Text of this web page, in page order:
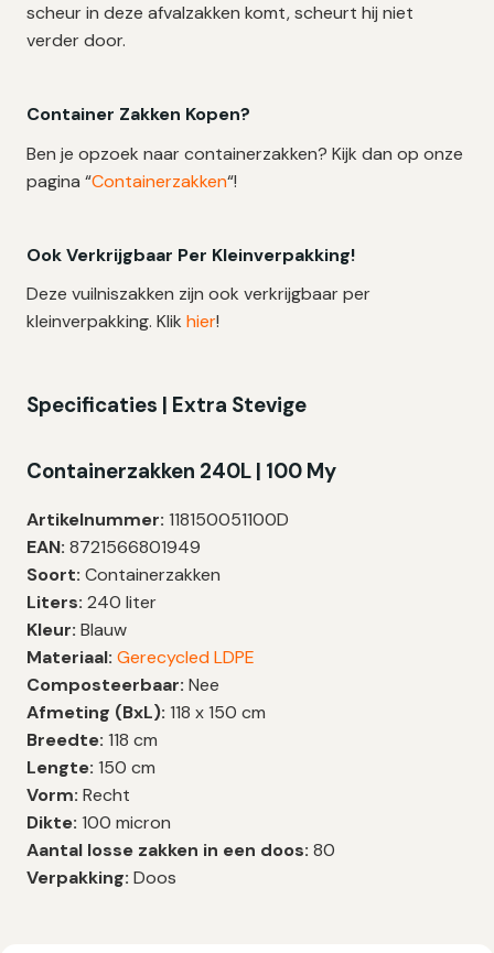
scheur in deze afvalzakken komt, scheurt hij niet
verder door.
Container Zakken Kopen?
Ben je opzoek naar containerzakken? Kijk dan op onze
pagina “Containerzakken“!
Ook Verkrijgbaar Per Kleinverpakking!
Deze vuilniszakken zijn ook verkrijgbaar per
kleinverpakking. Klik hier!
Specificaties | Extra Stevige
Containerzakken 240L | 100 My
Artikelnummer: 118150051100D
EAN: 8721566801949
Soort: Containerzakken
Liters: 240 liter
Kleur: Blauw
Materiaal: Gerecycled LDPE
Composteerbaar: Nee
Afmeting (BxL): 118 x 150 cm
Breedte: 118 cm
Lengte: 150 cm
Vorm: Recht
Dikte: 100 micron
Aantal losse zakken in een doos: 80
Verpakking: Doos